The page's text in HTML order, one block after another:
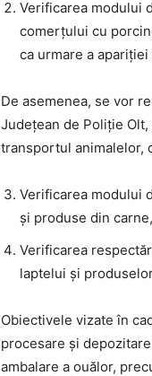
Verificarea modului
comerţului cu
ca urmare a
De asemenea, se vor
Județean de Poliţie
transportul animalelor,
Verificarea modului
și produse din
Verificarea
laptelui şi
Obiectivele vizate în
procesare şi
ambalare a ouălor,